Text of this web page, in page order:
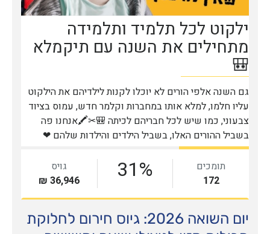
יום השואה 2026: גיוס חירום לחלוקת